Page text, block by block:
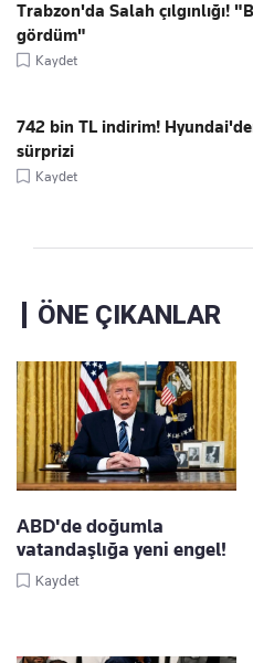
Trabzon'da Salah çılgınlığı!
gördüm"
Kaydet
742 bin TL indirim!
sürprizi
Kaydet
ÖNE ÇIKANLAR
ABD'de doğumla
vatandaşlığa yeni engel!
Kaydet